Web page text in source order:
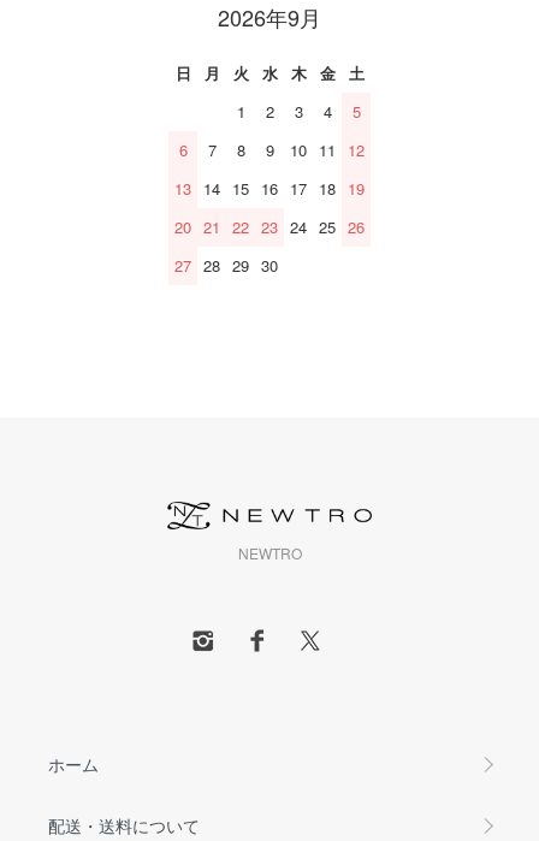
2026年9月
日 月 火 水 木 金
土
1
2 3 4
5
6
7 8 9 10 11
12
13 14 15 16 17 18 19
20 21 22 23 24 25 26
27 28 29 30
NEWTRO
ホーム
配送・送料について